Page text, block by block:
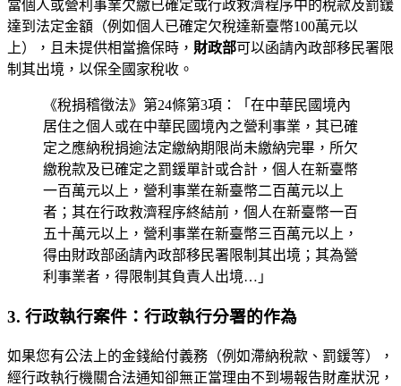
當個人或營利事業欠繳已確定或行政救濟程序中的稅款及罰鍰
達到法定金額（例如個人已確定欠稅達新臺幣100萬元以
上），且未提供相當擔保時， 財政部可以函請內政部移民署限
制其出境，以保全國家稅收。
《稅捐稽徵法》第24條第3項：「在中華民國境內
居住之個人或在中華民國境內之營利事業，其已確
定之應納稅捐逾法定繳納期限尚未繳納完畢，所欠
繳稅款及已確定之罰鍰單計或合計，個人在新臺幣
一百萬元以上，營利事業在新臺幣二百萬元以上
者；其在行政救濟程序終結前，個人在新臺幣一百
五十萬元以上，營利事業在新臺幣三百萬元以上，
得由財政部函請內政部移民署限制其出境；其為營
利事業者，得限制其負責人出境…」
3. 行政執行案件：行政執行分署的作為
如果您有公法上的金錢給付義務（例如滯納稅款、罰鍰等），
經行政執行機關合法通知卻無正當理由不到場報告財產狀況，